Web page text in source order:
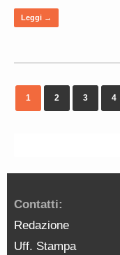
Leggi →
1 2 3 4
Contatti:
Redazione
Uff. Stampa